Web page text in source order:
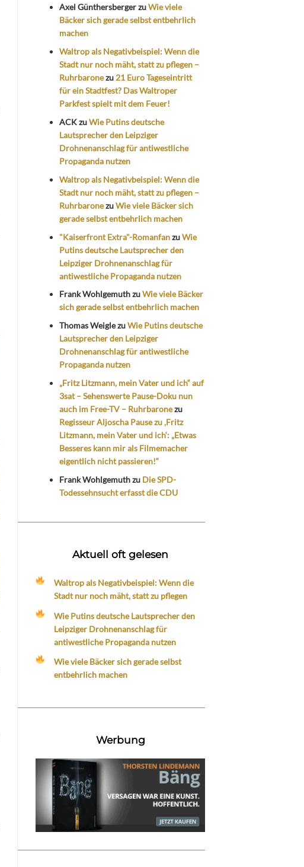
Axel GünthersbergerzuWie viele
Bäcker sich gerade selbst entbehrlich
machen
Waltrop als Negativbeispiel: Wenn die
Stadt nur noch mäht, statt zu pflegen –
Ruhrbaronezu 21 Euro Tageseintritt
für ein Stadtfest? Das Waltroper
Parkfest spielt mit dem Feuer!
ACKzuWie Putins deutsche
Lautsprecher den Leipziger
Drohnenanschlag für antiwestliche
Propaganda nutzen
Waltrop als Negativbeispiel: Wenn die
Stadt nur noch mäht, statt zu pflegen –
RuhrbaronezuWie viele Bäcker sich
gerade selbst entbehrlich machen
"Kaiserfront Extra"-RomanfanzuWie
Putins deutsche Lautsprecher den
Leipziger Drohnenanschlag für
antiwestliche Propaganda nutzen
Frank WohlgemuthzuWie viele Bäcker
sich gerade selbst entbehrlich machen
Thomas WeiglezuWie Putins deutsche
Lautsprecher den Leipziger
Drohnenanschlag für antiwestliche
Propaganda nutzen
„Fritz Litzmann, mein Vater und ich“ auf
3sat – Sehenswerte Pause-Doku nun
auch im Free-TV – Ruhrbaronezu
Regisseur Aljoscha Pause zu ‚Fritz
Litzmann, mein Vater und ich‘: „Etwas
Besseres kann mir als Filmemacher
eigentlich nicht passieren!“
Frank Wohlgemuthzu Die SPD-
Todessehnsucht erfasst die CDU
Aktuell oft gelesen
Waltrop als Negativbeispiel: Wenn die
Stadt nur noch mäht, statt zu pflegen
Wie Putins deutsche Lautsprecher den
Leipziger Drohnenanschlag für
antiwestliche Propaganda nutzen
Wie viele Bäcker sich gerade selbst
entbehrlich machen
Werbung